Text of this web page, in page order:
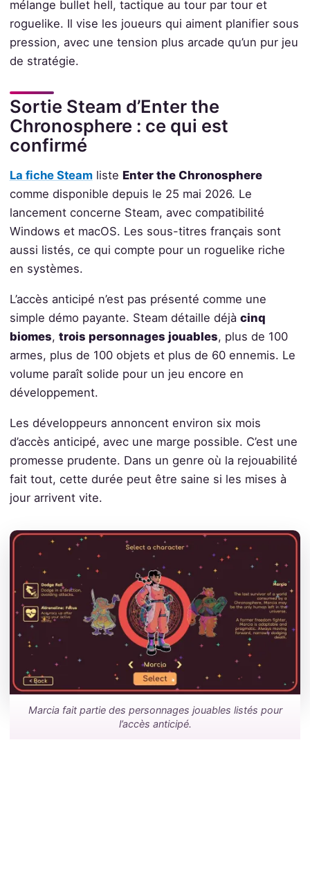
mélange bullet hell, tactique au tour par tour et
roguelike. Il vise les joueurs qui aiment planifier sous
pression, avec une tension plus arcade qu’un pur jeu
de stratégie.
Sortie Steam d’Enter the
Chronosphere : ce qui est
confirmé
La fiche Steamliste Enter the Chronosphere
comme disponible depuis le 25 mai 2026. Le
lancement concerne Steam, avec compatibilité
Windows et macOS. Les sous-titres français sont
aussi listés, ce qui compte pour un roguelike riche
en systèmes.
L’accès anticipé n’est pas présenté comme une
simple démo payante. Steam détaille déjà cinq
biomes, trois personnages jouables, plus de 100
armes, plus de 100 objets et plus de 60 ennemis. Le
volume paraît solide pour un jeu encore en
développement.
Les développeurs annoncent environ six mois
d’accès anticipé, avec une marge possible. C’est une
promesse prudente. Dans un genre où la rejouabilité
fait tout, cette durée peut être saine si les mises à
jour arrivent vite.
Marcia fait partie des personnages jouables listés pour
l’accès anticipé.